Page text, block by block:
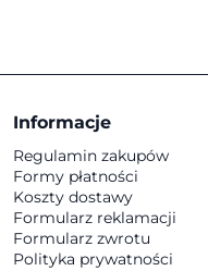
Informacje
Regulamin zakupów
Formy płatności
Koszty dostawy
Formularz reklamacji
Formularz zwrotu
Polityka prywatności